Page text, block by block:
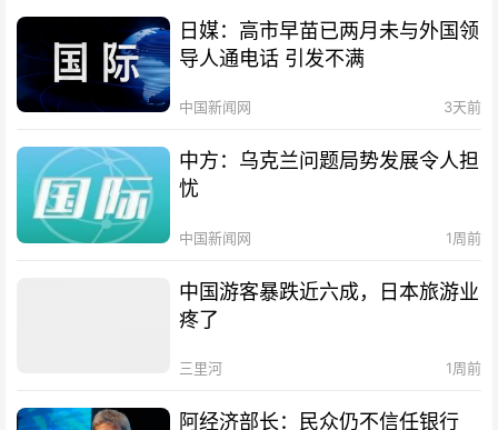
日媒：高市早苗已两月未与外国领
导人通电话 引发不满
中国新闻网 3天前
中方：乌克兰问题局势发展令人担
忧
中国新闻网 1周前
中国游客暴跌近六成，日本旅游业
疼了
三里河 1周前
阿经济部长：民众仍不信任银行